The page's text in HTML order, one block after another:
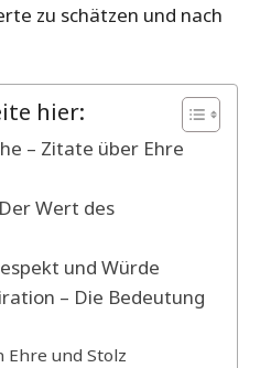
zu schätzen und nach
hier:
– Zitate über Ehre
Wert des
und Würde
– Die Bedeutung
Ehre und Stolz